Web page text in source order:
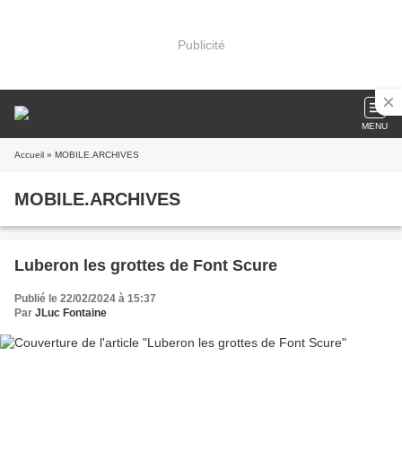
Publicité
MENU
Accueil » MOBILE.ARCHIVES
MOBILE.ARCHIVES
Luberon les grottes de Font Scure
Publié le 22/02/2024 à 15:37
Par JLuc Fontaine